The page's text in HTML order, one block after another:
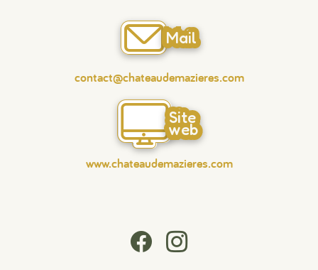
Mail
contact@chateaudemazieres.com
Site
web
www.chateaudemazieres.com